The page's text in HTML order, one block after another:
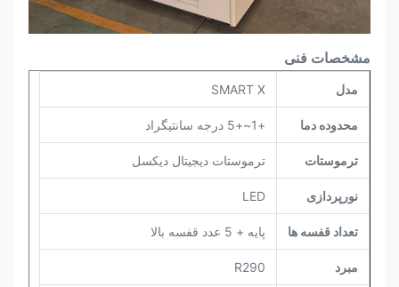
مشخصات فنی
مدل SMART X
محدوده دما +1~+5 درجه سانتیگراد
ترموستات ترموستات دیجیتال دیکسل
نورپردازی LED
تعداد قفسه ها پایه + 5 عدد قفسه بالا
مبرد R290